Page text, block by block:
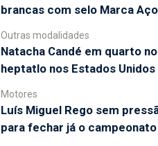
brancas com selo Marca
Outras modalidades
Natacha Candé em quarto no
heptatlo nos Estados Unidos
Motores
Luís Miguel Rego sem
para fechar já o campeonato